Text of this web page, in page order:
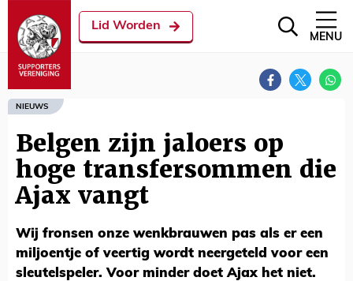
Lid Worden
MENU
NIEUWS
Belgen zijn jaloers op
hoge transfersommen die
Ajax vangt
Wij fronsen onze wenkbrauwen pas als er een
miljoentje of veertig wordt neergeteld voor een
sleutelspeler. Voor minder doet Ajax het niet.